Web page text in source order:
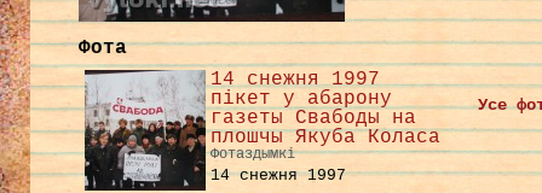
Фота
14 снежня 1997
пікет у абарону
газеты Свабоды на
плошчы Якуба Коласа
Фотаздымкі
14 снежня 1997
Усе